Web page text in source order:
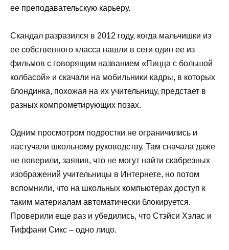
ее преподавательскую карьеру.
Скандал разразился в 2012 году, когда мальчишки из
ее собственного класса нашли в сети один ее из
фильмов с говорящим названием «Пицца с большой
колбасой» и скачали на мобильники кадры, в которых
блондинка, похожая на их учительницу, предстает в
разных компрометирующих позах.
Одним просмотром подростки не ограничились и
настучали школьному руководству. Там сначала даже
не поверили, заявив, что не могут найти скабрезных
изображений учительницы в Интернете, но потом
вспомнили, что на школьных компьютерах доступ к
таким материалам автоматически блокируется.
Проверили еще раз и убедились, что Стэйси Хэлас и
Тиффани Сикс – одно лицо.